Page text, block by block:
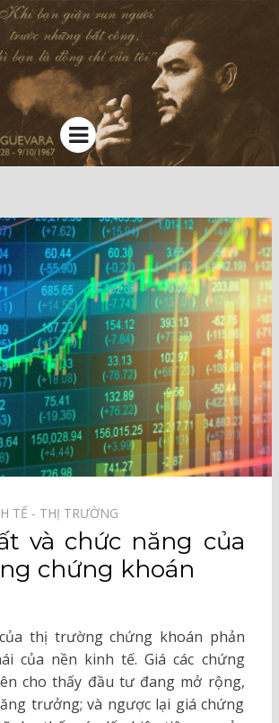
đồng
Menu
TẾ - THỊ TRƯỜNG⠀
và chức năng của
chứng khoán
thị trường chứng khoán phản
của nền kinh tế. Giá các chứng
cho thấy đầu tư đang mở rộng,
trưởng; và ngược lại giá chứng